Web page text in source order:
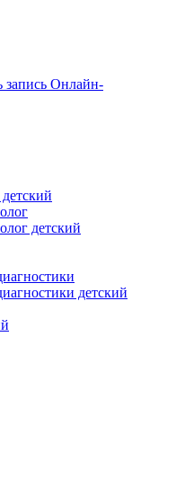
запись Онлайн-
детский
детский